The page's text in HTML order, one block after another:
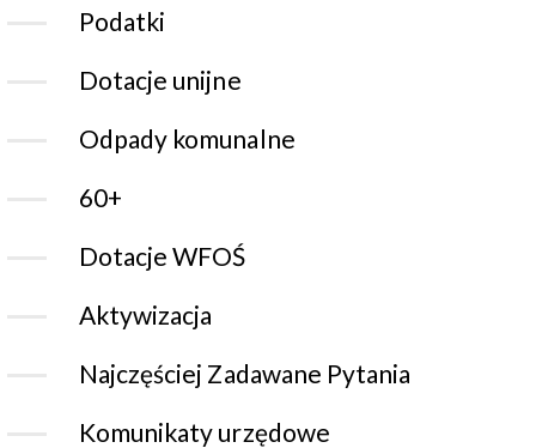
Podatki
Dotacje unijne
Odpady komunalne
60+
Dotacje WFOŚ
Aktywizacja
Najczęściej Zadawane Pytania
Komunikaty urzędowe